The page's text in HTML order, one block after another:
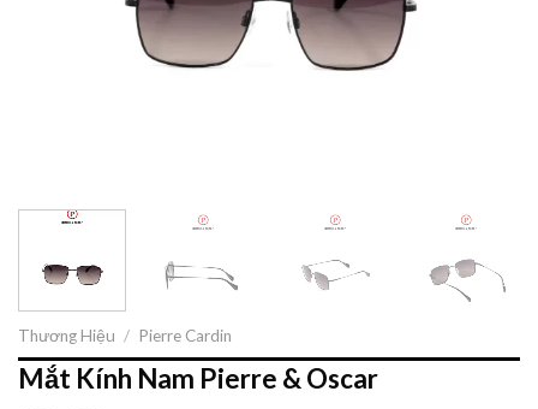
Thương Hiệu / Pierre Cardin
Mắt Kính Nam Pierre & Oscar